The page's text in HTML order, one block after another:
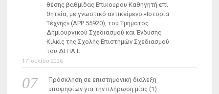
θέσης βαθμίδας Επίκουρου Καθηγητή επί
θητεία, με γνωστικό αντικείμενο «Ιστορία
Τέχνης» (ΑΡΡ 55920), του Τμήματος
Δημιουργικού Σχεδιασμού και Ένδυσης
Κιλκίς της Σχολής Επιστημών Σχεδιασμού
του ΔΙ.ΠΑ.Ε.
17 Ιουλίου 2026
Πρόσκληση σε επιστημονική διάλεξη
υποψηφίων για την πλήρωση μίας (1)